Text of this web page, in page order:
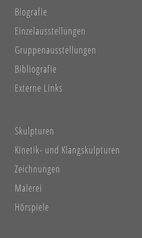
Biografie
Einzelausstellungen
Gruppenausstellungen
Bibliografie
Externe Links
Skulpturen
Kinetik- und Klangskulpturen
Zeichnungen
Malerei
Hörspiele